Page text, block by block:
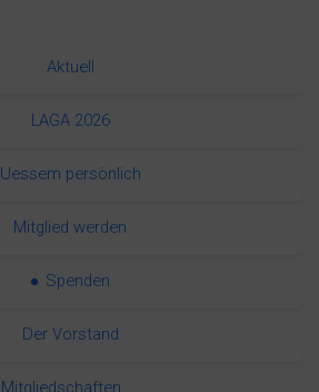
Aktuell
LAGA 2026
Uessem persönlich
Mitglied werden
Spenden
Der Vorstand
Mitgliedschaften